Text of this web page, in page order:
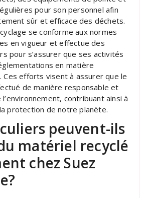
pour son personnel afin
sûr et efficace des déchets.
se conforme aux normes
en vigueur et effectue des
pour s’assurer que ses activités
en matière
Ces efforts visent à assurer que le
de manière responsable et
contribuant ainsi à
protection de notre planète.
peuvent-ils
matériel recyclé
chez Suez